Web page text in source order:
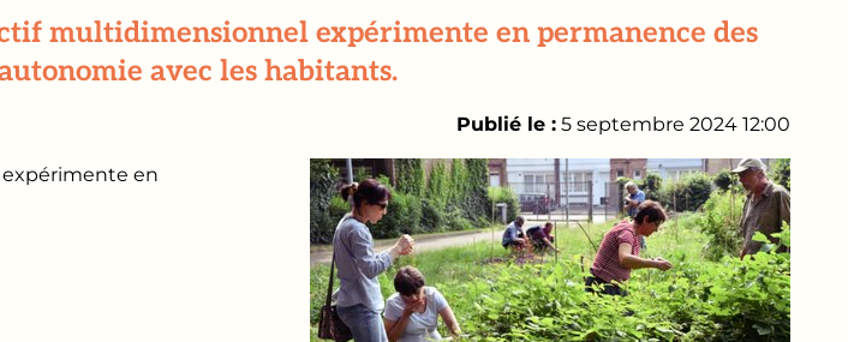
multidimensionnel expérimente en permanence des
avec les habitants.
Publié le : 5 septembre 2024 12:00
en